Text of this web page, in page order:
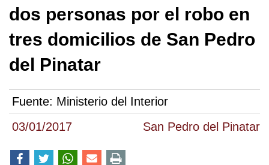
03/01/2017 San Pedro del Pinatar
dos personas por el robo en
tres domicilios de San Pedro
del Pinatar
Fuente: Ministerio del Interior